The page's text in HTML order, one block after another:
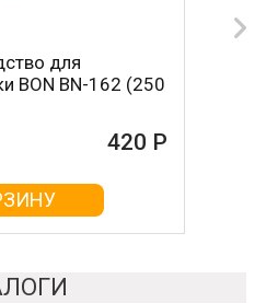
для
BON BN-162 (250
420 Р
за
BON BN-603